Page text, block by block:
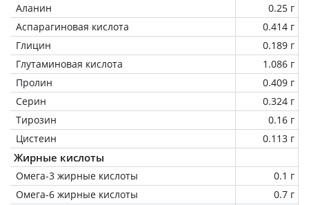
Аланин
0.25 г
Аспарагиновая кислота
0.414 г
Глицин
0.189 г
Глутаминовая кислота
1.086 г
Пролин
0.409 г
Серин
0.324 г
Тирозин
0.16 г
Цистеин
0.113 г
Жирные кислоты
Омега-3 жирные кислоты
0.1 г
Омега-6 жирные кислоты
0.7 г